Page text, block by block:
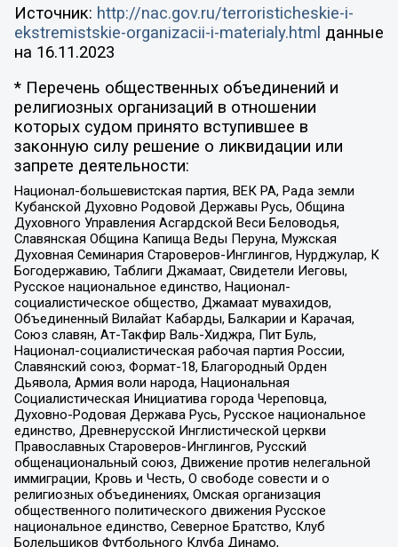
Источник: http://nac.gov.ru/terroristicheskie-i-
ekstremistskie-organizacii-i-materialy.html данные
на 16.11.2023
* Перечень общественных объединений и
религиозных организаций в отношении
которых судом принято вступившее в
законную силу решение о ликвидации или
запрете деятельности:
Национал-большевистская партия, ВЕК РА, Рада земли
Кубанской Духовно Родовой Державы Русь, Община
Духовного Управления Асгардской Веси Беловодья,
Славянская Община Капища Веды Перуна, Мужская
Духовная Семинария Староверов-Инглингов, Нурджулар, К
Богодержавию, Таблиги Джамаат, Свидетели Иеговы,
Русское национальное единство, Национал-
социалистическое общество, Джамаат мувахидов,
Объединенный Вилайат Кабарды, Балкарии и Карачая,
Союз славян, Ат-Такфир Валь-Хиджра, Пит Буль,
Национал-социалистическая рабочая партия России,
Славянский союз, Формат-18, Благородный Орден
Дьявола, Армия воли народа, Национальная
Социалистическая Инициатива города Череповца,
Духовно-Родовая Держава Русь, Русское национальное
единство, Древнерусской Инглистической церкви
Православных Староверов-Инглингов, Русский
общенациональный союз, Движение против нелегальной
иммиграции, Кровь и Честь, О свободе совести и о
религиозных объединениях, Омская организация
общественного политического движения Русское
национальное единство, Северное Братство, Клуб
Болельщиков Футбольного Клуба Динамо,